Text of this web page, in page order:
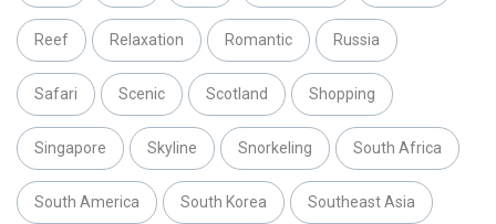
Reef Relaxation Romantic Russia
Safari Scenic Scotland Shopping
Singapore Skyline Snorkeling South Africa
South America South Korea Southeast Asia